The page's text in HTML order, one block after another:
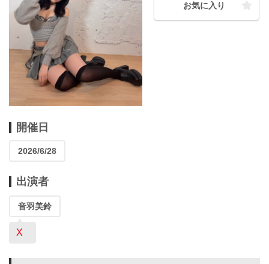
お気に入り
開催日
2026/6/28
出演者
音羽美鈴
X